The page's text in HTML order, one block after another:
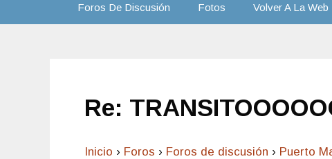
Foros De Discusión Fotos Volver A La Web
Re:
Inicio › Foros › Foros de discusión › Puerto